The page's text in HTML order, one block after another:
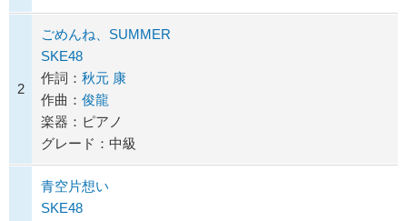
2
ごめんね、SUMMER
SKE48
作詞： 秋元 康
作曲： 俊龍
楽器：ピアノ
グレード：中級
青空片想い
SKE48